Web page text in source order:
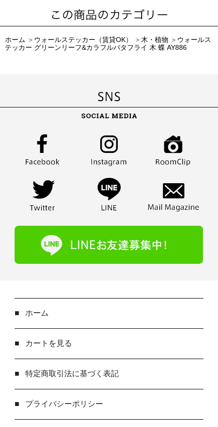
ホーム ＞ ウォールステッカー（賃貸OK） ＞木・植物 ＞ ウォールス
テッカー グリーンリーフ&カラフルバタフライ 木 蝶 AY886
■ ホーム
■ カートを見る
■ 特定商取引法に基づく表記
■ プライバシーポリシー